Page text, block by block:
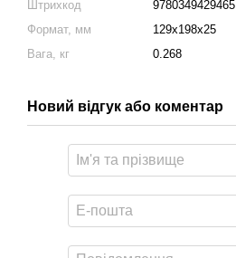
Штрихкод
9780349429465
Формат, мм
129x198x25
Вага, кг
0.268
Новий відгук або коментар